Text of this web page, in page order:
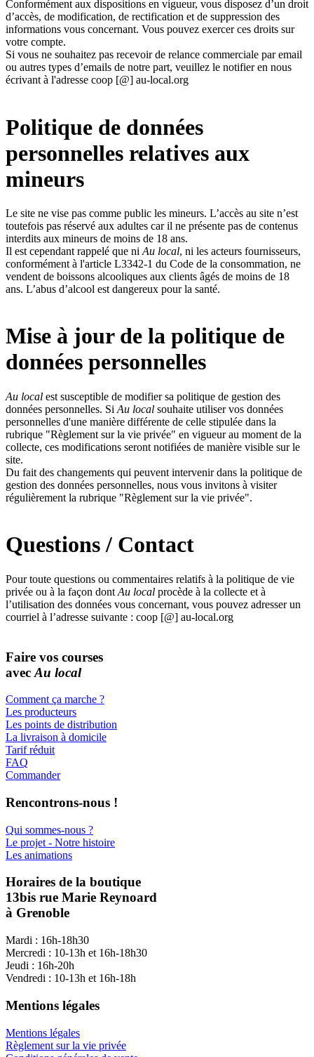
Conformément aux dispositions en vigueur, vous disposez d’un droit
d’accès, de modification, de rectification et de suppression des
informations vous concernant. Vous pouvez exercer ces droits sur
votre compte.
Si vous ne souhaitez pas recevoir de relance commerciale par email
ou autres types d’emails de notre part, veuillez le notifier en nous
écrivant à l'adresse coop [@] au-local.org
Politique de données
personnelles relatives aux
mineurs
Le site ne vise pas comme public les mineurs. L’accès au site n’est
toutefois pas réservé aux adultes car il ne présente pas de contenus
interdits aux mineurs de moins de 18 ans.
Il est cependant rappelé que ni Au local, ni les acteurs fournisseurs,
conformément à l'article L3342-1 du Code de la consommation, ne
vendent de boissons alcooliques aux clients âgés de moins de 18
ans. L’abus d’alcool est dangereux pour la santé.
Mise à jour de la politique de
données personnelles
Au local est susceptible de modifier sa politique de gestion des
données personnelles. Si Au local souhaite utiliser vos données
personnelles d'une manière différente de celle stipulée dans la
rubrique "Règlement sur la vie privée" en vigueur au moment de la
collecte, ces modifications seront notifiées de manière visible sur le
site.
Du fait des changements qui peuvent intervenir dans la politique de
gestion des données personnelles, nous vous invitons à visiter
régulièrement la rubrique "Règlement sur la vie privée".
Questions / Contact
Pour toute questions ou commentaires relatifs à la politique de vie
privée ou à la façon dont Au local procède à la collecte et à
l’utilisation des données vous concernant, vous pouvez adresser un
courriel à l’adresse suivante : coop [@] au-local.org
Faire vos courses
avec Au local
Comment ça marche ?
Les producteurs
Les points de distribution
La livraison à domicile
Tarif réduit
FAQ
Commander
Rencontrons-nous !
Qui sommes-nous ?
Le projet - Notre histoire
Les animations
Horaires de la boutique
13bis rue Marie Reynoard
à Grenoble
Mardi : 16h-18h30
Mercredi : 10-13h et 16h-18h30
Jeudi : 16h-20h
Vendredi : 10-13h et 16h-18h
Mentions légales
Mentions légales
Règlement sur la vie privée